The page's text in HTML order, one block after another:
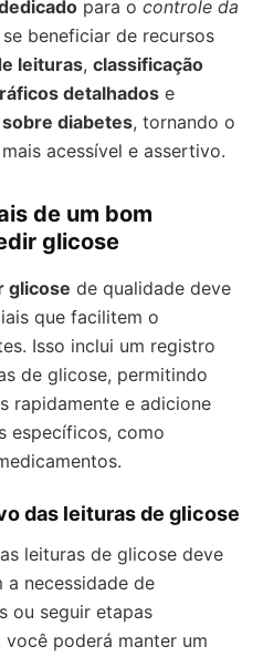
para o controle da
beneficiar de recursos
leituras, classificação
detalhados e
diabetes, tornando o
acessível e assertivo.
de um bom
glicose
glicose de qualidade deve
que facilitem o
Isso inclui um registro
de glicose, permitindo
rapidamente e adicione
específicos, como
das leituras de glicose
leituras de glicose deve
a necessidade de
ou seguir etapas
poderá manter um